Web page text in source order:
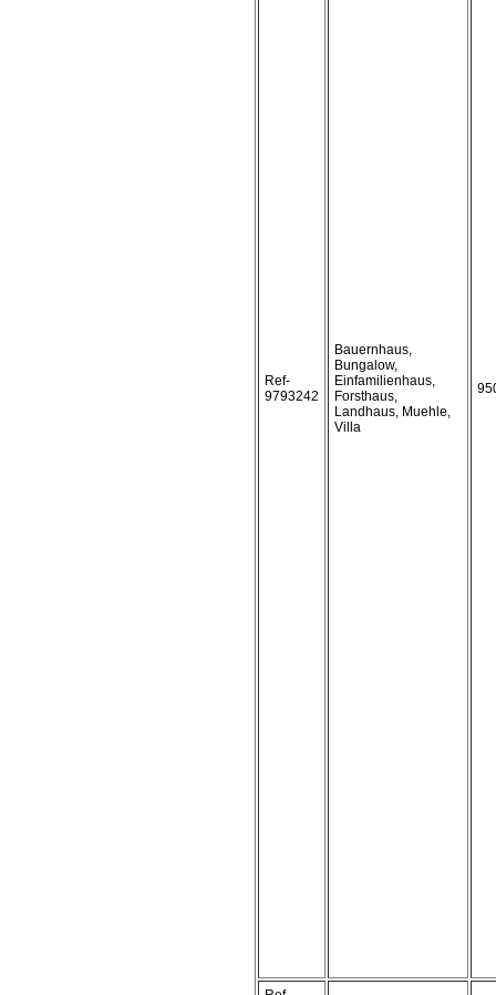
Ref-
9793242
Bauernhaus,
Bungalow,
Einfamilienhaus,
Forsthaus,
Landhaus, Muehle,
Villa